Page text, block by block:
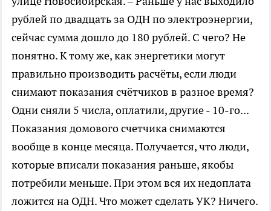
рублей по двадцать за ОДН по электроэнергии,
сейчас сумма дошло до 180 рублей. С чего? Не
понятно. К тому же, как энергетики могут
правильно производить расчёты, если люди
снимают показания счётчиков в разное время?
Одни сняли 5 числа, оплатили, другие - 10-го...
Показания домового счетчика снимаются
вообще в конце месяца. Получается, что люди,
которые вписали показания раньше, якобы
потребили меньше. При этом вся их недоплата
ложится на ОДН. Что может сделать УК? Ничего.